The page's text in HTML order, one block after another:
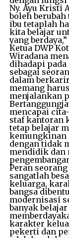
Ny. Ayu Kristi
boleh
ibu tetaplah
kita belajar
yang
Ketua DWP
Wiradana
dihadapi
sebagai
dalam
memang
menjalankan
mencapai
staf kantoran
tetap belajar
kemungkinan
dengan tidak
mendidik dan
Peran
sangatlah
keluarga,
bangsa
modernisasi
banyak
karakter
pekerti dan